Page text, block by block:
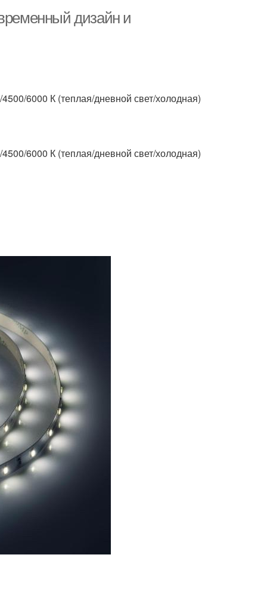
дизайн и
6000 К (теплая/дневной свет/холодная)
6000 К (теплая/дневной свет/холодная)